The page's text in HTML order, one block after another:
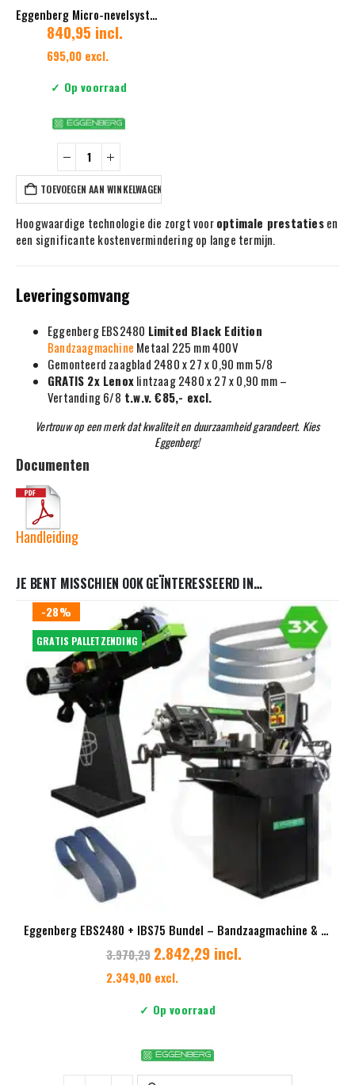
Eggenberg Micro-nevelsysteem/doseersysteem t.b.v. bandzaagmachines
840,95 incl.
695,00 excl.
✓ Op voorraad
TOEVOEGEN AAN WINKELWAGEN
Hoogwaardige technologie die zorgt vooroptimale prestatiesen
een significante kostenvermindering op lange termijn.
Leveringsomvang
Eggenberg EBS2480 Limited Black Edition
Bandzaagmachine Metaal 225 mm 400V
Gemonteerd zaagblad 2480 x 27 x 0,90 mm 5/8
GRATIS 2x Lenoxlintzaag 2480 x 27 x 0,90 mm –
Vertanding 6/8 t.w.v. €85,- excl.
Vertrouw op een merk dat kwaliteit en duurzaamheid garandeert. Kies
Eggenberg!
Documenten
Handleiding
JE BENT MISSCHIEN OOK GEÏNTERESSEERD IN…
-28%
GRATIS PALLETZENDING
Eggenberg EBS2480 + IBS75 Bundel – Bandzaagmachine & Bandschuurmachine 400V – Incl. 3 Lintzagen + 2 Schuurbanden
3.970,29 2.842,29 incl.
2.349,00 excl.
✓ Op voorraad